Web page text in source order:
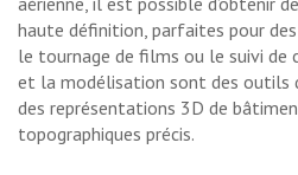
haute définition, parfaites pour
le tournage de films ou le suivi de
et la modélisation sont des outils
des représentations 3D de
topographiques précis.